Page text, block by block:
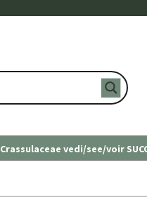
Crassulaceae vedi/see/voir